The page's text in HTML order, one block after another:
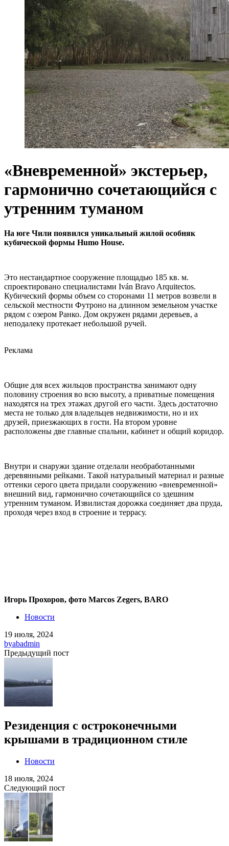
«Вневременной» экстерьер,
гармонично сочетающийся с
утренним туманом
На юге Чили появился уникальный жилой особняк
кубической формы Humo House.
Это нестандартное сооружение площадью 185 кв. м.
спроектировано специалистами Iván Bravo Arquitectos.
Кубический формы объем со сторонами 11 метров возвели в
сельской местности Футроно на длинном земельном участке
рядом с озером Ранко. Дом окружен рядами деревьев, а
неподалеку протекает небольшой ручей.
Реклама
Общие для всех жильцов пространства занимают одну
половину строения во всю высоту, а приватные помещения
находятся на трех этажах другой его части. Здесь достаточно
места не только для владельцев недвижимости, но и их
друзей, приезжающих в гости. На втором уровне
расположены две главные спальни, кабинет и общий коридор.
Внутри и снаружи здание отделали необработанными
деревянными рейками. Такой натуральный материал и разные
оттенки серого цвета придали сооружению «вневременной»
внешний вид, гармонично сочетающийся со здешним
утренним туманом. Извилистая дорожка соединяет два пруда,
проходя через вход в строение и террасу.
Игорь Прохоров, фото Marcos Zegers, BARO
Новости
19 июля, 2024
byabadmin
Предыдущий пост
Резиденция с остроконечными
крышами в традиционном стиле
Новости
18 июля, 2024
Следующий пост